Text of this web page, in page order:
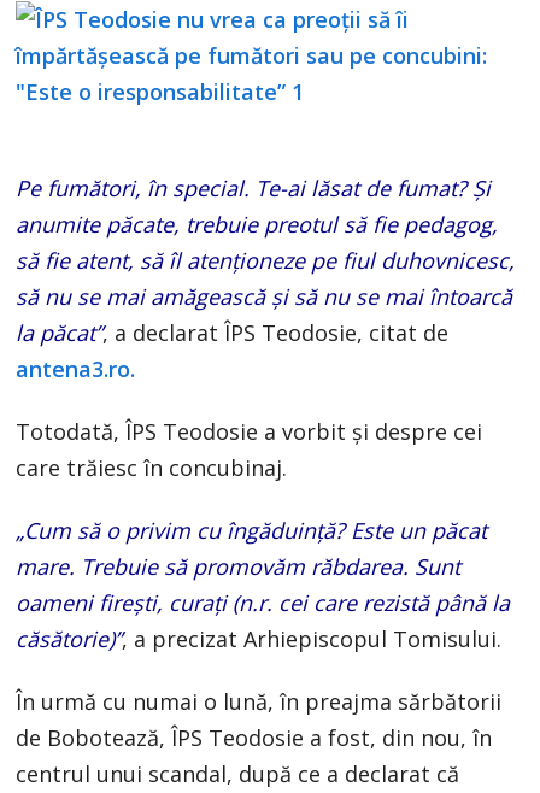
Pe fumători, în special. Te-ai lăsat de fumat? Şi
anumite păcate, trebuie preotul să fie pedagog,
să fie atent, să îl atenţioneze pe fiul duhovnicesc,
să nu se mai amăgească şi să nu se mai întoarcă
la păcat”, a declarat ÎPS Teodosie, citat de
antena3.ro.
Totodată, ÎPS Teodosie a vorbit şi despre cei
care trăiesc în concubinaj.
„Cum să o privim cu îngăduinţă? Este un păcat
mare. Trebuie să promovăm răbdarea. Sunt
oameni fireşti, curaţi (n.r. cei care rezistă până la
căsătorie)”, a precizat Arhiepiscopul Tomisului.
În urmă cu numai o lună, în preajma sărbătorii
de Bobotează, ÎPS Teodosie a fost, din nou, în
centrul unui scandal, după ce a declarat că